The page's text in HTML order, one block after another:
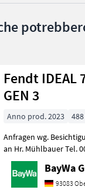
IH
Fendt IDEAL
GEN 3
Anno prod. 2023
Anfragen wg.
an Hr. Mühlbauer Tel.
151 1610
Computer di bordo,
Trazione idrostatica,
93083